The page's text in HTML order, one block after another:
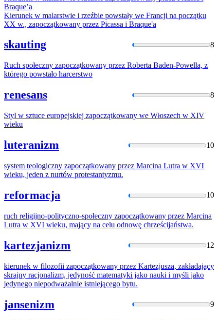
Braque’a
Kierunek w malarstwie i rzeźbie powstały we Francji na początku
XX w., zapoczątkowany przez Picassa i Braque'a
skauting 8
Ruch społeczny zapoczątkowany przez Roberta Baden-Powella, z
którego powstało harcerstwo
renesans 8
Styl w sztuce europejskiej zapoczątkowany we Włoszech w XIV
wieku
luteranizm 10
system teologiczny zapoczątkowany przez Marcina Lutra w XVI
wieku, jeden z nurtów protestantyzmu.
reformacja 10
ruch religijno-polityczno-społeczny zapoczątkowany przez Marcina
Lutra w XVI wieku, mający na celu odnowę chrześcijaństwa.
kartezjanizm 12
kierunek w filozofii zapoczątkowany przez Kartezjusza, zakładający
skrajny racjonalizm, jedyność matematyki jako nauki i myśli jako
jedynego niepodważalnie istniejącego bytu.
jansenizm 9